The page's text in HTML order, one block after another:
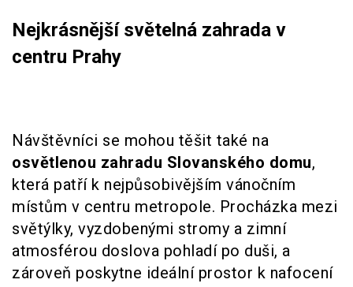
Nejkrásnější světelná zahrada v
centru Prahy
Návštěvníci se mohou těšit také na
osvětlenou zahradu Slovanského domu,
která patří k nejpůsobivějším vánočním
místům v centru metropole. Procházka mezi
světýlky, vyzdobenými stromy a zimní
atmosférou doslova pohladí po duši, a
zároveň poskytne ideální prostor k nafocení